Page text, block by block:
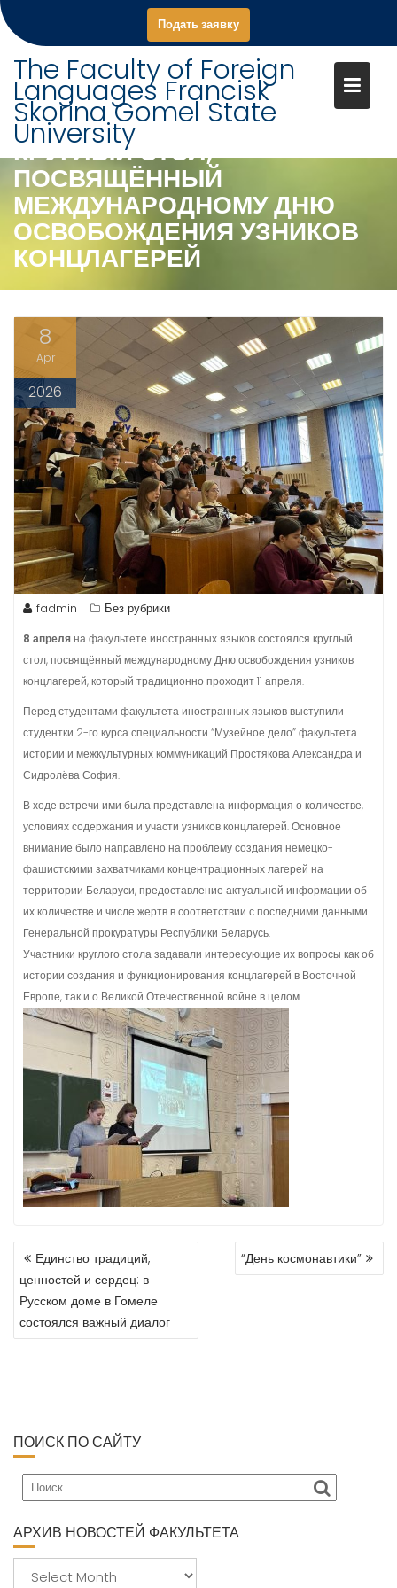
S
o
Подать заявку
The Faculty of Foreign
Languages Francisk
Skorina Gomel State
University
КРУГЛЫЙ СТОЛ,
ПОСВЯЩЁННЫЙ
МЕЖДУНАРОДНОМУ ДНЮ
ОСВОБОЖДЕНИЯ УЗНИКОВ
КОНЦЛАГЕРЕЙ
8
Apr
2026
fadmin Без рубрики
8 апреляна факультете иностранных языков состоялся круглый
стол, посвящённый международному Дню освобождения узников
концлагерей, который традиционно проходит 11 апреля.
Перед студентами факультета иностранных языков выступили
студентки 2-го курса специальности “Музейное дело” факультета
истории и межкультурных коммуникаций Простякова Александра и
Сидролёва София.
В ходе встречи ими была представлена информация о количестве,
условиях содержания и участи узников концлагерей. Основное
внимание было направлено на проблему создания немецко-
фашистскими захватчиками концентрационных лагерей на
территории Беларуси, предоставление актуальной информации об
их количестве и числе жертв в соответствии с последними данными
Генеральной прокуратуры Республики Беларусь.
Участники круглого стола задавали интересующие их вопросы как об
истории создания и функционирования концлагерей в Восточной
Европе, так и о Великой Отечественной войне в целом.
O
S
T
N
A
T
O
N
Единство традиций,
ценностей и сердец: в
Русском доме в Гомеле
состоялся важный диалог
“День космонавтики”
ПОИСК ПО САЙТУ
АРХИВ НОВОСТЕЙ ФАКУЛЬТЕТА